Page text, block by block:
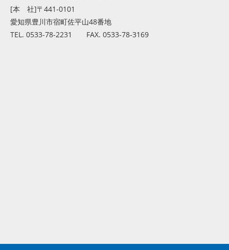
[本 社]〒441-0101
愛知県豊川市宿町佐平山48番地
TEL. 0533-78-2231 FAX. 0533-78-3169